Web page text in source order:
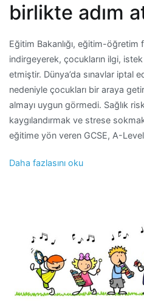
birlikte adım
Eğitim Bakanlığı, eğitim-öğretim
indirgeyerek, çocukların ilgi,
etmiştir. Dünya’da sınavlar iptal
nedeniyle çocukları bir araya
almayı uygun görmedi. Sağlık
kaygılandırmak ve strese
eğitime yön veren GCSE, A-
Daha fazlasını oku